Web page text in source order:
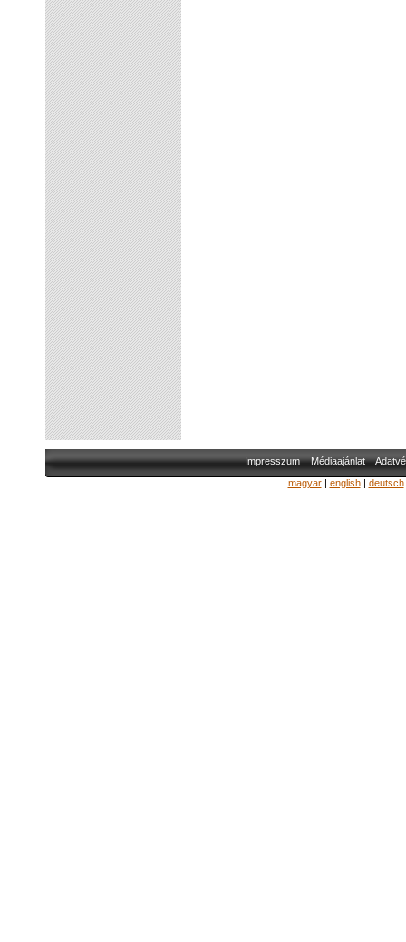
Impresszum Médiaajánlat
magyar| english| deutsch